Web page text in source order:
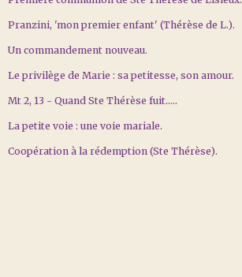
Pranzini, 'mon premier enfant' (Thérèse de L.).
Un commandement nouveau.
Le privilège de Marie : sa petitesse, son amour.
Mt 2, 13 - Quand Ste Thérèse fuit…..
La petite voie : une voie mariale.
Coopération à la rédemption (Ste Thérèse).